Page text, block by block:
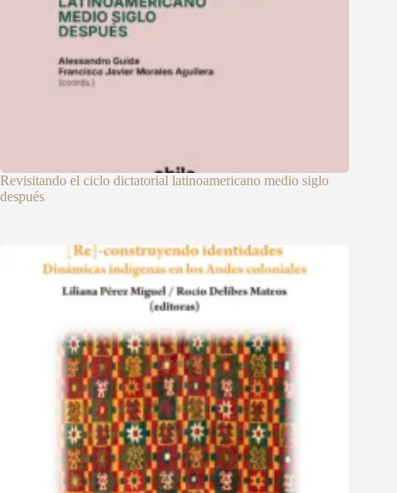
Revisitando el ciclo dictatorial latinoamericano medio siglo
después